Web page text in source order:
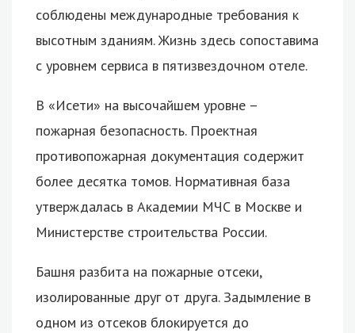
соблюдены международные требования к
высотным зданиям. Жизнь здесь сопоставима
с уровнем сервиса в пятизвездочном отеле.
В «Исети» на высочайшем уровне –
пожарная безопасность. Проектная
противопожарная документация содержит
более десятка томов. Нормативная база
утверждалась в Академии МЧС в Москве и
Министерстве строительства России.
Башня разбита на пожарные отсеки,
изолированные друг от друга. Задымление в
одном из отсеков блокируется до